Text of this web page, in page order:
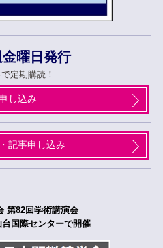
曜日発行
定期購読！
し込み
記事申し込み
第82回学術講演会
国際センターで開催